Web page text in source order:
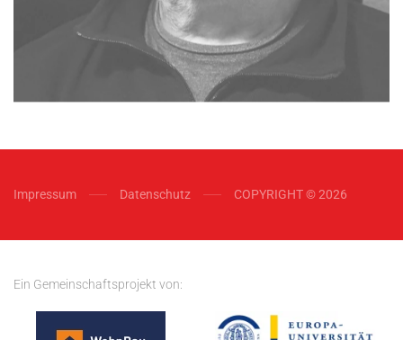
Impressum Datenschutz COPYRIGHT © 2026
Ein Gemeinschaftsprojekt von: